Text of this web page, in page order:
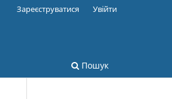
Пошук
Зареєструватися Увійти